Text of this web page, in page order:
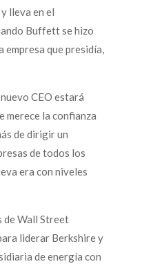
lleva en el
Buffett se hizo
que presidía,
CEO estará
merece la confianza
de dirigir un
de todos los
era con niveles
de Wall Street
liderar Berkshire y
de energía con